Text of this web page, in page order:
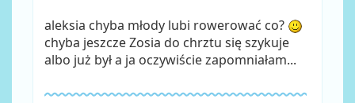
aleksia chyba młody lubi rowerować co?
chyba jeszcze Zosia do chrztu się szykuje
albo już był a ja oczywiście zapomniałam...